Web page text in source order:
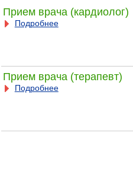
Прием врача (кардиолог)
Подробнее
Прием врача (терапевт)
Подробнее